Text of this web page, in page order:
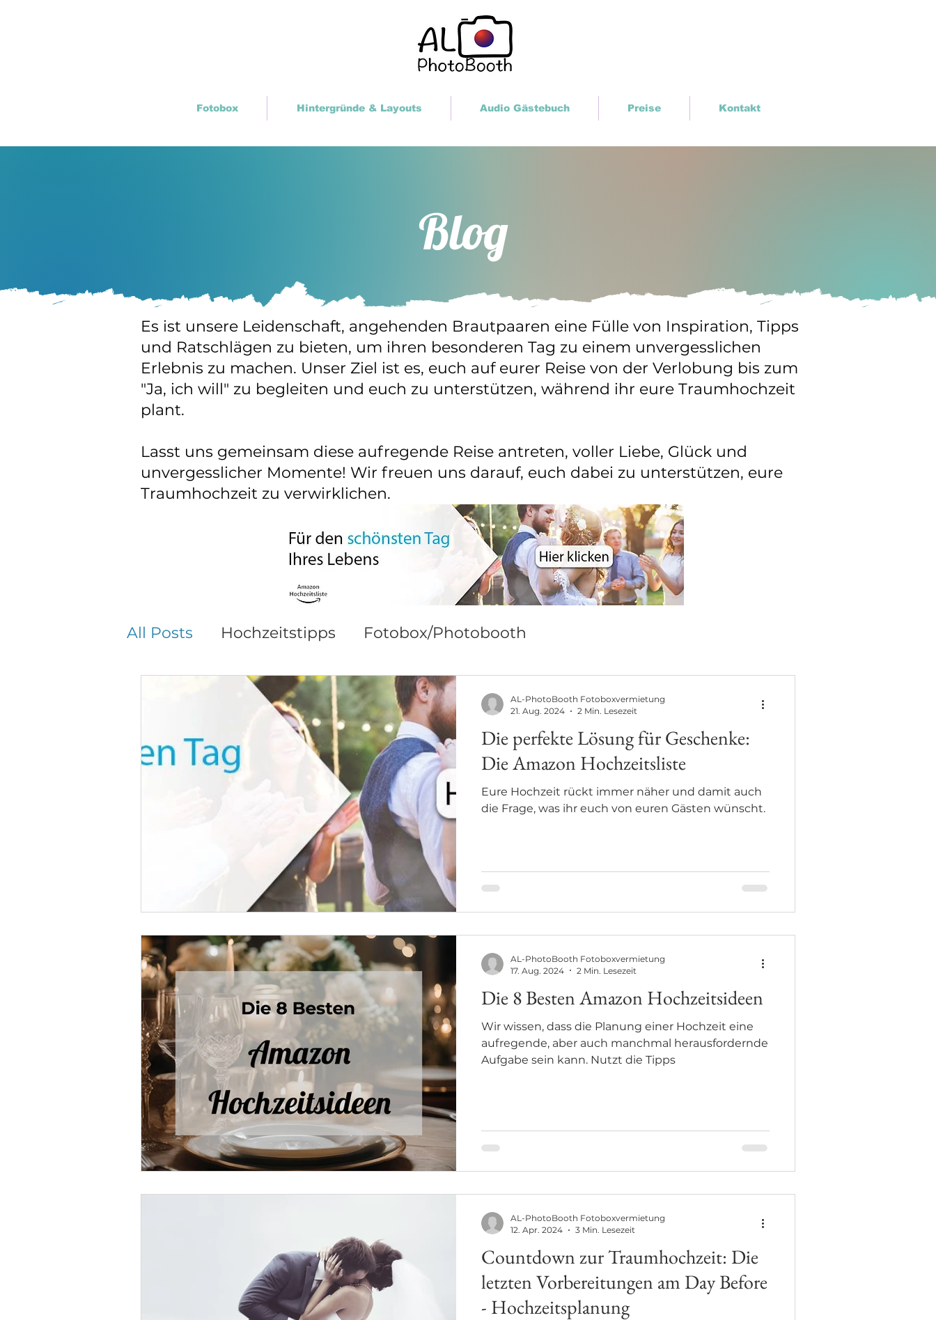
Fotobox Hintergründe & Layouts Audio Gästebuch Preise Kontakt
Blog
Es ist unsere Leidenschaft, angehenden Brautpaaren eine Fülle von Inspiration, Tipps
und Ratschlägen zu bieten, um ihren besonderen Tag zu einem unvergesslichen
Erlebnis zu machen. Unser Ziel ist es, euch auf eurer Reise von der Verlobung bis zum
"Ja, ich will" zu begleiten und euch zu unterstützen, während ihr eure Traumhochzeit
plant.
Lasst uns gemeinsam diese aufregende Reise antreten, voller Liebe, Glück und
unvergesslicher Momente! Wir freuen uns darauf, euch dabei zu unterstützen, eure
Traumhochzeit zu verwirklichen.
All Posts Hochzeitstipps Fotobox/Photobooth
Die perfekte Lösung für Geschenke:
Die Amazon Hochzeitsliste
Eure Hochzeit rückt immer näher und damit auch
die Frage, was ihr euch von euren Gästen wünscht.
AL-PhotoBooth Fotoboxvermietung
21. Aug. 2024
2 Min. Lesezeit
Die 8 Besten Amazon Hochzeitsideen
Wir wissen, dass die Planung einer Hochzeit eine
aufregende, aber auch manchmal herausfordernde
Aufgabe sein kann. Nutzt die Tipps
AL-PhotoBooth Fotoboxvermietung
17. Aug. 2024
2 Min. Lesezeit
Countdown zur Traumhochzeit: Die
letzten Vorbereitungen am Day Before
- Hochzeitsplanung
AL-PhotoBooth Fotoboxvermietung
12. Apr. 2024
3 Min. Lesezeit